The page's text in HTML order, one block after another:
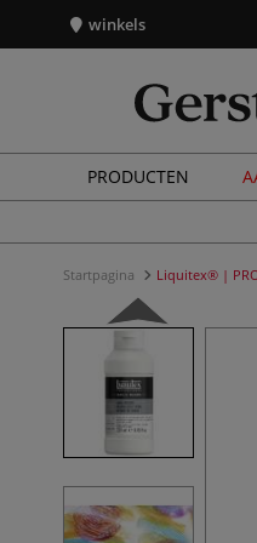
winkels
PRODUCTEN
Startpagina Liquitex® |